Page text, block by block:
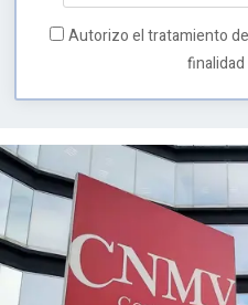
Autorizo el tratamiento
finalidad